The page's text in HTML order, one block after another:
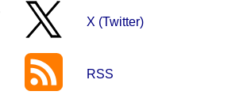
X (Twitter)
RSS